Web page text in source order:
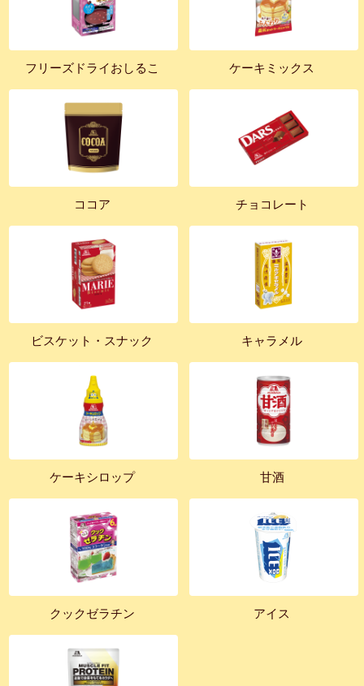
フリーズドライおしるこ ケーキミックス
ココア チョコレート
ビスケット・スナック キャラメル
ケーキシロップ 甘酒
クックゼラチン アイス